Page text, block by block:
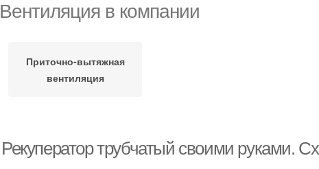
Вентиляция в компании
Приточно-вытяжная
вентиляция
Рекуператор трубчатый своими руками.